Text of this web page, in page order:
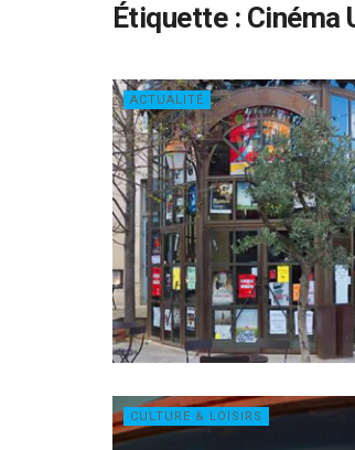
Étiquette : Cinéma
ACTUALITÉ
CULTURE & LOISIRS